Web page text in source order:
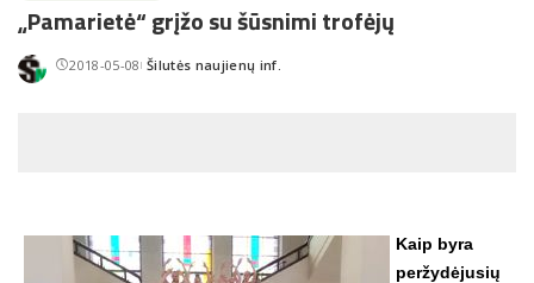
„Pamarietė“ grįžo su šūsnimi trofėjų
2018-05-08Posted
Šilutės naujienų inf.
Kaip byra
peržydėjusių